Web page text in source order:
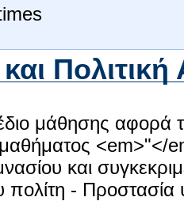
μάθησης αφορά
<em>"</
και
πολίτη - Προστασία